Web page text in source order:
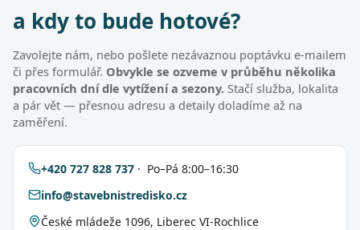
a kdy to bude hotové?
Zavolejte nám, nebo pošlete nezávaznou poptávku e-mailem
či přes formulář. Obvykle se ozveme v průběhu několika
pracovních dní dle vytížení a sezony. Stačí služba, lokalita
a pár vět — přesnou adresu a detaily doladíme až na
zaměření.
+420 727 828 737 · Po–Pá 8:00–16:30
info@stavebnistredisko.cz
České mládeže 1096, Liberec VI-Rochlice